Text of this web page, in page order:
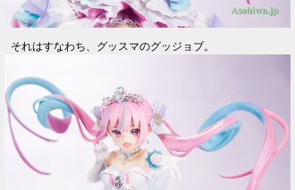
それはすなわち、グッスマのグッジョブ。